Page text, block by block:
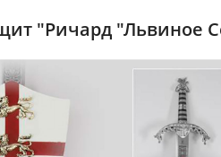
"Ричард "Львиное